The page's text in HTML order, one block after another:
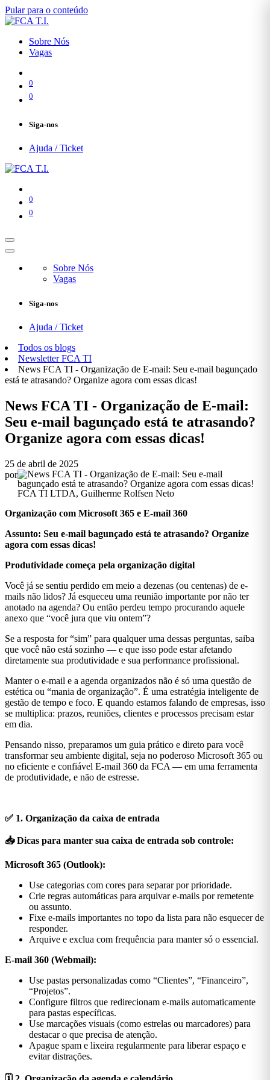
Pular para o conteúdo
Sobre Nós
Vagas
0
0
Siga-nos
Ajuda / Ticket
0
0
Sobre Nós
Vagas
Siga-nos
Ajuda / Ticket
Todos os blogs
Newsletter FCA TI
News FCA TI - Organização de E-mail: Seu e-mail bagunçado
está te atrasando? Organize agora com essas dicas!
News FCA TI - Organização de E-mail:
Seu e-mail bagunçado está te atrasando?
Organize agora com essas dicas!
25 de abril de 2025
por
FCA TI LTDA, Guilherme Rolfsen Neto
Organização com Microsoft 365 e E-mail 360
Assunto: Seu e-mail bagunçado está te atrasando? Organize
agora com essas dicas!
Produtividade começa pela organização digital
Você já se sentiu perdido em meio a dezenas (ou centenas) de e-
mails não lidos? Já esqueceu uma reunião importante por não ter
anotado na agenda? Ou então perdeu tempo procurando aquele
anexo que “você jura que viu ontem”?
Se a resposta for “sim” para qualquer uma dessas perguntas, saiba
que você não está sozinho — e que isso pode estar afetando
diretamente sua produtividade e sua performance profissional.
Manter o e-mail e a agenda organizados não é só uma questão de
estética ou “mania de organização”. É uma estratégia inteligente de
gestão de tempo e foco. E quando estamos falando de empresas, isso
se multiplica: prazos, reuniões, clientes e processos precisam estar
em dia.
Pensando nisso, preparamos um guia prático e direto para você
transformar seu ambiente digital, seja no poderoso Microsoft 365 ou
no eficiente e confiável E-mail 360 da FCA — em uma ferramenta
de produtividade, e não de estresse.
✅ 1. Organização da caixa de entrada
📥 Dicas para manter sua caixa de entrada sob controle:
Microsoft 365 (Outlook):
Use categorias com cores para separar por prioridade.
Crie regras automáticas para arquivar e-mails por remetente
ou assunto.
Fixe e-mails importantes no topo da lista para não esquecer de
responder.
Arquive e exclua com frequência para manter só o essencial.
E-mail 360 (Webmail):
Use pastas personalizadas como “Clientes”, “Financeiro”,
“Projetos”.
Configure filtros que redirecionam e-mails automaticamente
para pastas específicas.
Use marcações visuais (como estrelas ou marcadores) para
destacar o que precisa de atenção.
Apague spam e lixeira regularmente para liberar espaço e
evitar distrações.